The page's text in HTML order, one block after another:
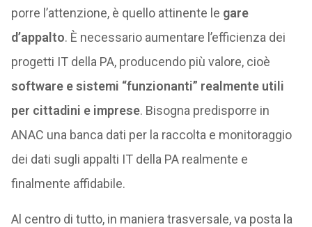
porre l’attenzione, è quello attinente le gare
d’appalto. È necessario aumentare l’efficienza dei
progetti IT della PA, producendo più valore, cioè
software e sistemi “funzionanti” realmente utili
per cittadini e imprese. Bisogna predisporre in
ANAC una banca dati per la raccolta e monitoraggio
dei dati sugli appalti IT della PA realmente e
finalmente affidabile.
Al centro di tutto, in maniera trasversale, va posta la